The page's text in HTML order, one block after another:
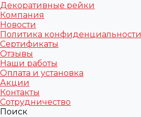
Декоративные рейки
Компания
Новости
Политика конфиденциальности
Сертификаты
Отзывы
Наши работы
Оплата и установка
Акции
Контакты
Сотрудничество
Поиск